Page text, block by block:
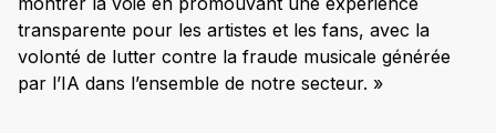
transparente pour les artistes et les fans, avec la
volonté de lutter contre la fraude musicale générée
par l’IA dans l’ensemble de notre secteur. »